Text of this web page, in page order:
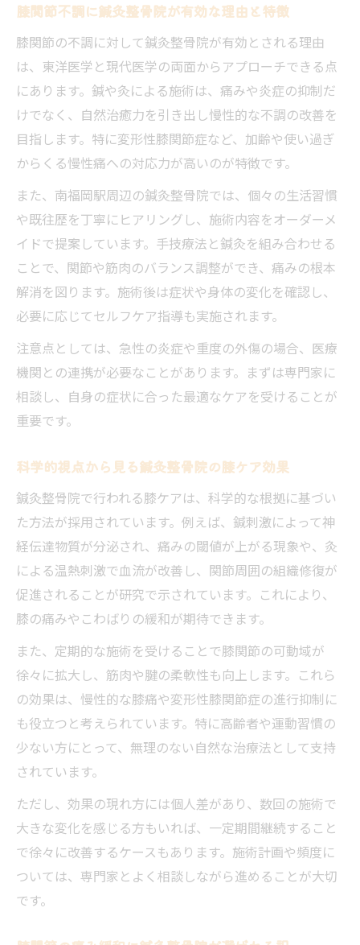
ト
鍼灸整骨院施術後の膝の変化を体感する
膝関節の可動域改善に鍼灸整骨院が役立つ
理由
実際に感じる鍼灸整骨院の膝ケア持続効果
鍼灸整骨院なら膝の違和感も段階的に改善
の力
加齢による膝トラブルも自然な施術で安心サポ
ート
加齢による膝不調は鍼灸整骨院でじっくり
ケア
ート
シニア世代に鍼灸整骨院が選ばれる膝サポ
ート
副作用の少ない鍼灸整骨院の膝トラブル施
日常動作向上へ向けた鍼灸整骨院の膝アプロー
チ
鍼灸整骨院で膝関節を動かしやすい体に導
く
日常動作が快適になる鍼灸整骨院の膝施術
鍼灸整骨院による膝の可動域改善サポート
生活シーンで役立つ膝ケアを鍼灸整骨院で
実践
膝筋力強化に鍼灸整骨院が取り入れる方法
膝関節不調に鍼灸整骨院が有効な理由と特徴
膝関節の不調に対して鍼灸整骨院が有効とされる理由
は、東洋医学と現代医学の両面からアプローチできる点
にあります。鍼や灸による施術は、痛みや炎症の抑制だ
けでなく、自然治癒力を引き出し慢性的な不調の改善を
目指します。特に変形性膝関節症など、加齢や使い過ぎ
からくる慢性痛への対応力が高いのが特徴です。
また、南福岡駅周辺の鍼灸整骨院では、個々の生活習慣
や既往歴を丁寧にヒアリングし、施術内容をオーダーメ
イドで提案しています。手技療法と鍼灸を組み合わせる
ことで、関節や筋肉のバランス調整ができ、痛みの根本
解消を図ります。施術後は症状や身体の変化を確認し、
必要に応じてセルフケア指導も実施されます。
注意点としては、急性の炎症や重度の外傷の場合、医療
機関との連携が必要なことがあります。まずは専門家に
相談し、自身の症状に合った最適なケアを受けることが
重要です。
科学的視点から見る鍼灸整骨院の膝ケア効果
鍼灸整骨院で行われる膝ケアは、科学的な根拠に基づい
た方法が採用されています。例えば、鍼刺激によって神
経伝達物質が分泌され、痛みの閾値が上がる現象や、灸
による温熱刺激で血流が改善し、関節周囲の組織修復が
促進されることが研究で示されています。これにより、
膝の痛みやこわばりの緩和が期待できます。
また、定期的な施術を受けることで膝関節の可動域が
徐々に拡大し、筋肉や腱の柔軟性も向上します。これら
の効果は、慢性的な膝痛や変形性膝関節症の進行抑制に
も役立つと考えられています。特に高齢者や運動習慣の
少ない方にとって、無理のない自然な治療法として支持
されています。
ただし、効果の現れ方には個人差があり、数回の施術で
大きな変化を感じる方もいれば、一定期間継続すること
で徐々に改善するケースもあります。施術計画や頻度に
ついては、専門家とよく相談しながら進めることが大切
です。